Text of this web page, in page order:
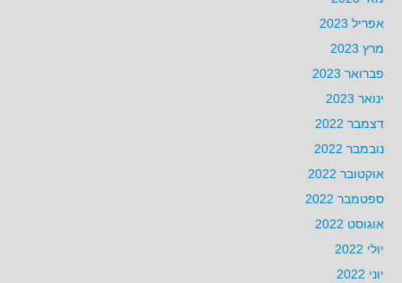
אפריל 2023
מרץ 2023
פברואר 2023
ינואר 2023
דצמבר 2022
נובמבר 2022
אוקטובר 2022
ספטמבר 2022
אוגוסט 2022
יולי 2022
יוני 2022